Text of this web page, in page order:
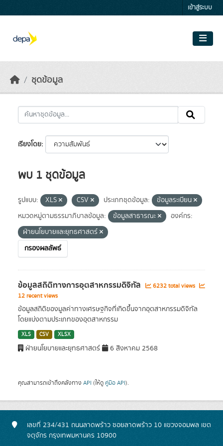
เข้าสู่ระบบ
ชุดข้อมูล
เรียงโดย
พบ 1 ชุดข้อมูล
รูปแบบ: XLS CSV ประเภทชุดข้อมูล:
ข้อมูลระเบียน
หมวดหมู่ตามธรรมาภิบาลข้อมูล:
ข้อมูลสาธารณะ
องค์กร:
ฝ่ายนโยบายและยุทธศาสตร์
กรองผลลัพธ์
ข้อมูลสถิติทางการอุตสาหกรรมดิจิทัล
6232 total views
12 recent views
ข้อมูลสถิติของมูลค่าทางเศรษฐกิจที่เกิดขึ้นจากอุตสาหกรรมดิจิทัล
โดยแบ่งตามประเภทของอุตสาหกรรม
XLS CSV XLSX
ฝ่ายนโยบายและยุทธศาสตร์ 6 สิงหาคม 2568
คุณสามารถเข้าถึงคลังทาง API (ให้ดู คู่มือ API).
เลขที่ 234/431 ถนนลาดพร้าว ซอยลาดพร้าว 10 แขวงจอมพล เขต
จตุจักร กรุงเทพมหานคร 10900